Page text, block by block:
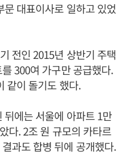
대표이사로 일하고 있었
전인 2015년 상반기 주택
300여 가구만 공급했다.
같이 돌기도 했다.
에는 서울에 아파트 1만
다. 2조 원 규모의 카타르
과도 합병 뒤에 공개했다.